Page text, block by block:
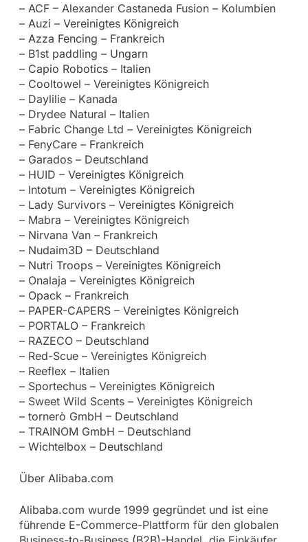
– ACF – Alexander Castaneda Fusion – Kolumbien
– Auzi – Vereinigtes Königreich
– Azza Fencing – Frankreich
– B1st paddling – Ungarn
– Capio Robotics – Italien
– Cooltowel – Vereinigtes Königreich
– Daylilie – Kanada
– Drydee Natural – Italien
– Fabric Change Ltd – Vereinigtes Königreich
– FenyCare – Frankreich
– Garados – Deutschland
– HUID – Vereinigtes Königreich
– Intotum – Vereinigtes Königreich
– Lady Survivors – Vereinigtes Königreich
– Mabra – Vereinigtes Königreich
– Nirvana Van – Frankreich
– Nudaim3D – Deutschland
– Nutri Troops – Vereinigtes Königreich
– Onalaja – Vereinigtes Königreich
– Opack – Frankreich
– PAPER-CAPERS – Vereinigtes Königreich
– PORTALO – Frankreich
– RAZECO – Deutschland
– Red-Scue – Vereinigtes Königreich
– Reeflex – Italien
– Sportechus – Vereinigtes Königreich
– Sweet Wild Scents – Vereinigtes Königreich
– tornerò GmbH – Deutschland
– TRAINOM GmbH – Deutschland
– Wichtelbox – Deutschland
Über Alibaba.com
Alibaba.com wurde 1999 gegründet und ist eine
führende E-Commerce-Plattform für den globalen